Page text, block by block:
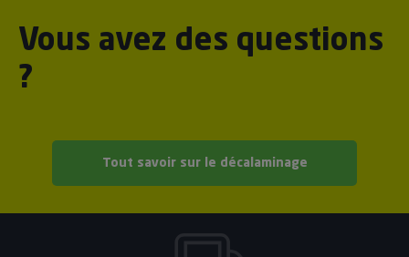
Vous avez des questions
?
Tout savoir sur le décalaminage